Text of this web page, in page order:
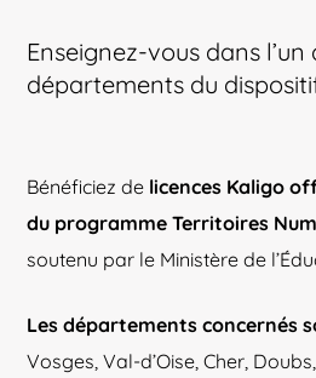
Enseignez-vous dans l’un
départements du
Bénéficiez de licences Kaligo
du programme Territoires
soutenu par le Ministère de
Les départements concernés
Vosges, Val-d’Oise, Cher,